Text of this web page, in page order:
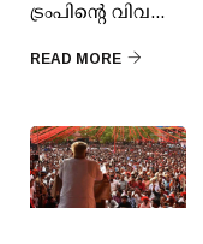
ട്രംപിന്റെ വിവ...
READ MORE